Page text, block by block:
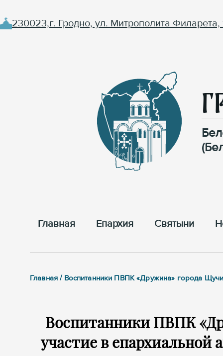
230023,г. Гродно, ул. Митрополита Филарета,
Главная Епархия Cвятыни
Главная / Воспитанники ПВПК «Дружина» города
Воспитанники ПВПК
участие в епархиальной